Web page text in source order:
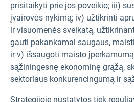
prisitaikyti prie jos poveikio; iii)
įvairovės nykimą; iv) užtikrinti
ir visuomenės sveikatą,
gauti pakankamai saugaus,
ir v) išsaugoti maisto
sąžiningesnę ekonominę grąžą,
sektoriaus konkurencingumą ir
Strategijoje nustatytos tiek